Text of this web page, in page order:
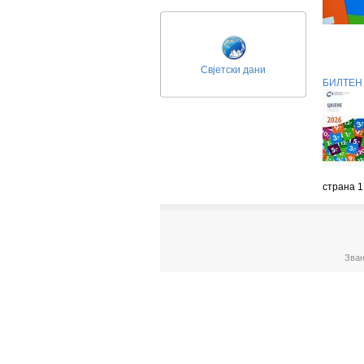
Свјетски дани
БИЛТЕН
страна